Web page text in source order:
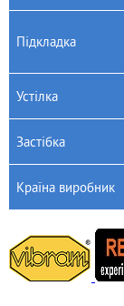
Підкладка
Устілка
Застібка
Країна виробник